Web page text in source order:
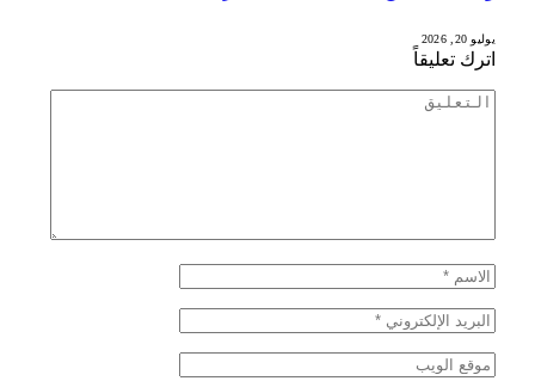
يوليو 20, 2026
اترك تعليقاً